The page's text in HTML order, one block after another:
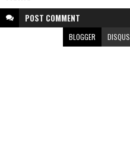
παράδοσης
Καλαβρυτινών και φίλων
Πάτρας ''Αγία Λαύρα''
ΠΡΟΓΡΑΜΜΑ ΔΥΤΙΚΗ ΕΛΛΑΔΑ
POST COMMENT
BLOGGER DISQUS